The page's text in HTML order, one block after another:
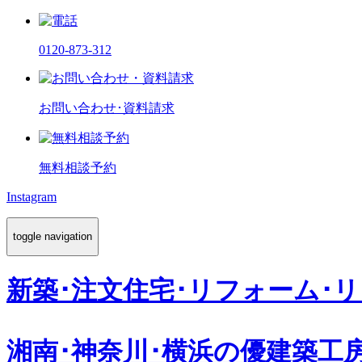
0120-873-312
お問い合わせ･資料請求
無料相談予約
Instagram
toggle navigation
新築･注文住宅･リフォーム･
湘南･神奈川･横浜の優建築工